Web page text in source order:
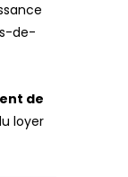
de-
de
loyer